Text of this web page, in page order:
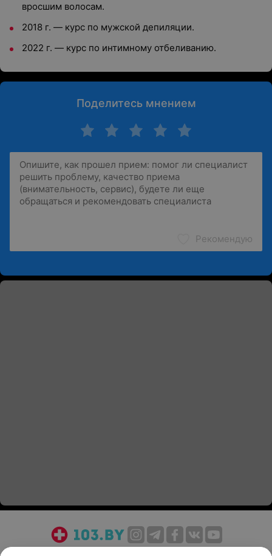
вросшим волосам.
2018 г. — курс по мужской депиляции.
2022 г. — курс по интимному отбеливанию.
Поделитесь мнением
Рекомендую